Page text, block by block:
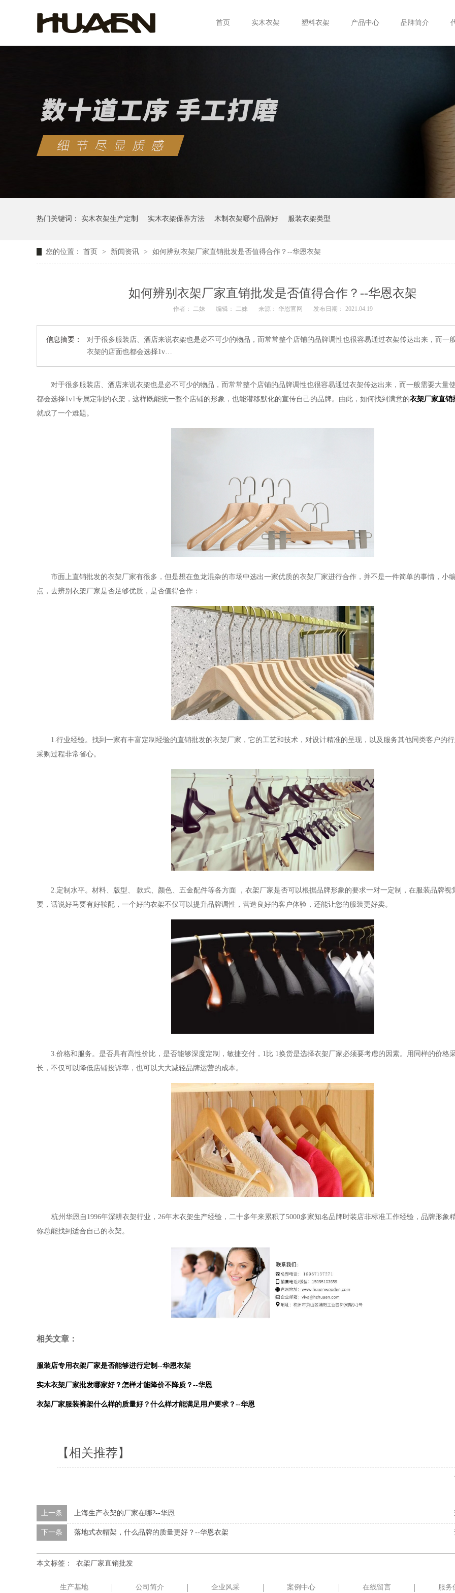
首页 实木衣架 塑料衣架 产品中心 品牌简介
热门关键词： 实木衣架生产定制 实木衣架保养方法 木制衣架哪个品牌好 服装衣架类型
您的位置： 首页 > 新闻资讯 > 如何辨别衣架厂家直销批发是否值得合作？--华恩衣架
如何辨别衣架厂家直销批发是否值得合作？--华恩衣架
作者： 二妹 编辑： 二妹 来源： 华恩官网 发布日期： 2021.04.19
信息摘要：
对于很多服装店、酒店来说衣架也是必不可少的物品，而常常整个店铺的品牌调性也很容易通过衣架传达出来，而一
衣架的店面也都会选择1v…
对于很多服装店、酒店来说衣架也是必不可少的物品，而常常整个店铺的品牌调性也很容易通过衣架传达出来，而一般需要大量
都会选择1v1专属定制的衣架，这样既能统一整个店铺的形象，也能潜移默化的宣传自己的品牌。由此，如何找到满意的衣架厂家直销
就成了一个难题。
市面上直销批发的衣架厂家有很多，但是想在鱼龙混杂的市场中选出一家优质的衣架厂家进行合作，并不是一件简单的事情，小
点，去辨别衣架厂家是否足够优质，是否值得合作：
1.行业经验。找到一家有丰富定制经验的直销批发的衣架厂家 ，它的工艺和技术，对设计精准的呈现，以及服务其他同类客户的
采购过程非常省心。
2.定制水平。材料、 版型、 款式、 颜色、 五金配件等各方面 ，衣架厂家是否可以根据品牌形象的要求一对一定制，在服装品牌视
要，话说好马要有好鞍配，一个好的衣架不仅可以提升品牌调性，营造良好的客户体验，还能让您的服装更好卖。
3. 价格和服务。是否具有高性价比，是否能够深度定制，敏捷交付， 1 比 1换货是选择衣架厂家必须要考虑的因素。用同样的价格
长，不仅可以降低店铺投诉率，也可以大大减轻品牌运营的成本。
杭州华恩自 1996年深耕衣架行业，26年木衣架生产经验，二十多年来累积了5000多家知名品牌时装店非标准工作经验，品牌形象
你总能找到适合自己的衣架。
相关文章：
服装店专用衣架厂家是否能够进行定制--华恩衣架
实木衣架厂家批发哪家好？怎样才能降价不降质？--华恩
衣架厂家服装裤架什么样的质量好？什么样才能满足用户要求？--华恩
【相关推荐】
上一条 上海生产衣架的厂家在哪?--华恩
下一条 落地式衣帽架，什么品牌的质量更好？--华恩衣架
本文标签： 衣架厂家直销批发
生产基地 公司简介 企业风采 案例中心 在线留言 服务